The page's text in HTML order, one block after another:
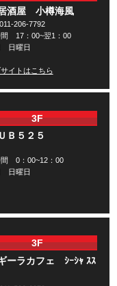
酒屋 小樽海風
206-7792
間 17：00~翌1：00
日曜日
イトはこちら
3F
Ｂ５２５
間 0：00~12：00
日曜日
3F
ーラカフェ ｼｰｼｬ ｽｽ